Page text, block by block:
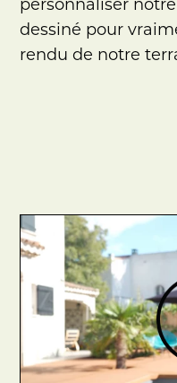
personnaliser
dessiné pour
rendu de notre